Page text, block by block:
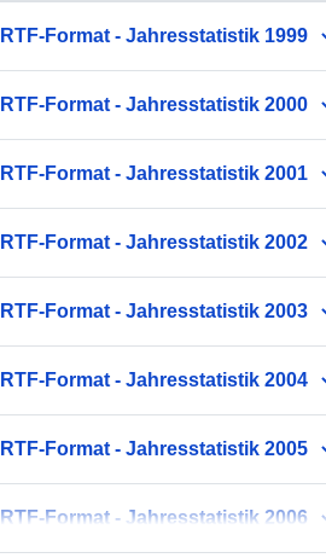
RTF-Format - Jahresstatistik 1999
RTF-Format - Jahresstatistik 2000
RTF-Format - Jahresstatistik 2001
RTF-Format - Jahresstatistik 2002
RTF-Format - Jahresstatistik 2003
RTF-Format - Jahresstatistik 2004
RTF-Format - Jahresstatistik 2005
RTF-Format - Jahresstatistik 2006